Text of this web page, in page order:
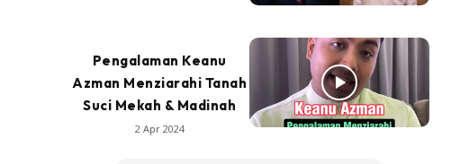
Pengalaman Keanu
Azman Menziarahi Tanah
Suci Mekah & Madinah
2 Apr 2024